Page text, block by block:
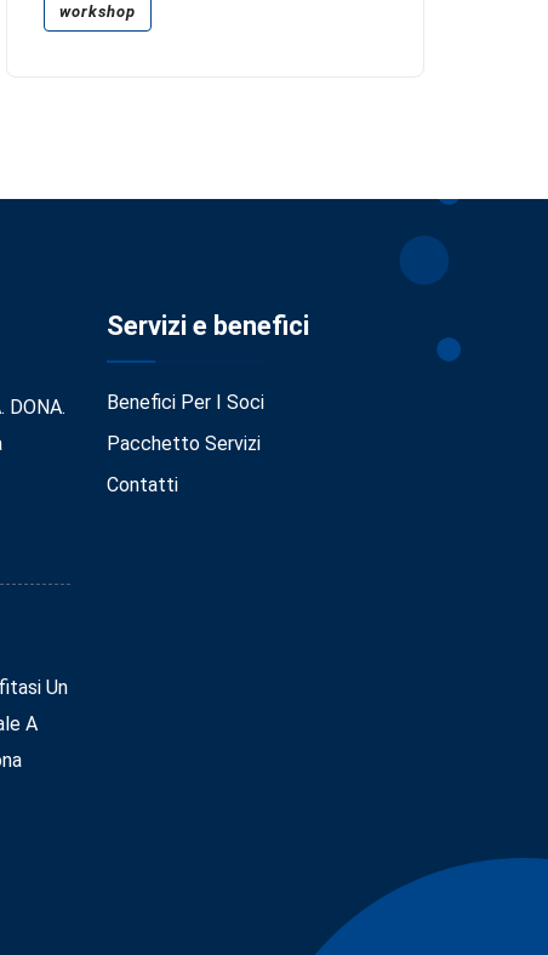
workshop
DONA.
Un
A
Servizi e benefici
Benefici Per I Soci
Pacchetto Servizi
Contatti